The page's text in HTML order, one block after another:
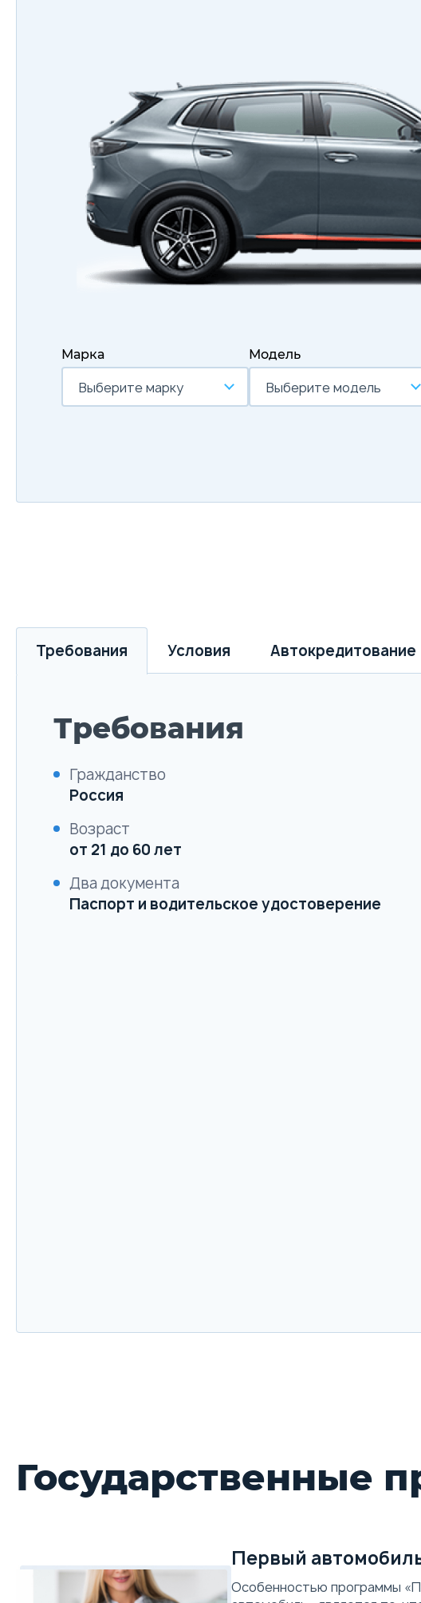
Марка
Выберите марку
Модель
Выберите модель
Требования Условия Автокредитование
Требования
Гражданство
Россия
Возраст
от 21 до 60 лет
Два документа
Паспорт и водительское удостоверение
Государственные
Первый
Особенностью программы